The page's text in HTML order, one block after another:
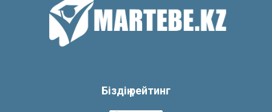
Біздің рейтинг